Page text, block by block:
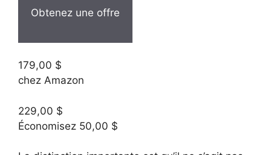
Obtenez une offre
179,00 $
chez Amazon
229,00 $
Économisez 50,00 $